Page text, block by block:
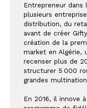
Entrepreneur dans
plusieurs
distribution, du
avant de créer
création de la
market en Algérie,
recenser plus de
structurer 5 000
grandes
En 2016, il innove